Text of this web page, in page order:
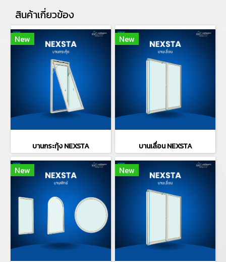
สินค้าเกี่ยวข้อง
New
บานกระทุ้ง NEXSTA
New
บานเลื่อน NEXSTA
New New